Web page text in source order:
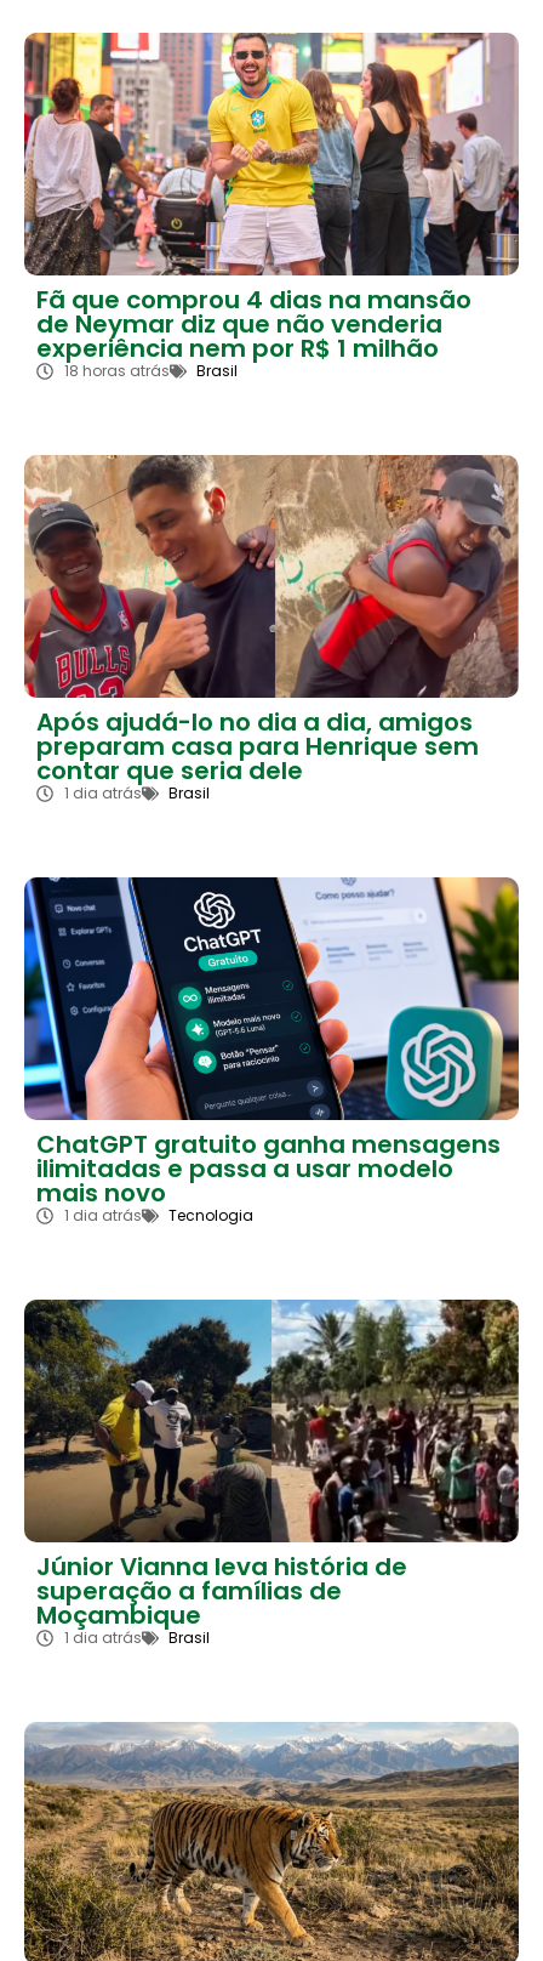
Fã que comprou 4 dias na mansão
de Neymar diz que não venderia
experiência nem por R$ 1 milhão
18 horas atrás Brasil
Após ajudá-lo no dia a dia, amigos
preparam casa para Henrique sem
contar que seria dele
1 dia atrás Brasil
ChatGPT gratuito ganha mensagens
ilimitadas e passa a usar modelo
mais novo
1 dia atrás Tecnologia
Júnior Vianna leva história de
superação a famílias de
Moçambique
1 dia atrás Brasil